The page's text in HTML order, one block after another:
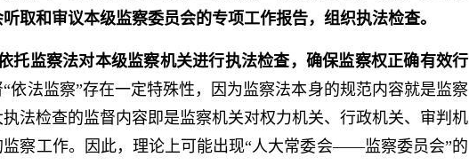
取和审议本级监察委员会的专项工作报告，组织执法检查。
托监察法对本级监察机关进行执法检查，确保监察权正确有效行
依法监察”存在一定特殊性，因为监察法本身的规范内容就是监察
法检查的监督内容即是监察机关对权力机关、行政机关、审判机
监察工作。因此，理论上可能出现“人大常委会——监察委员会”的